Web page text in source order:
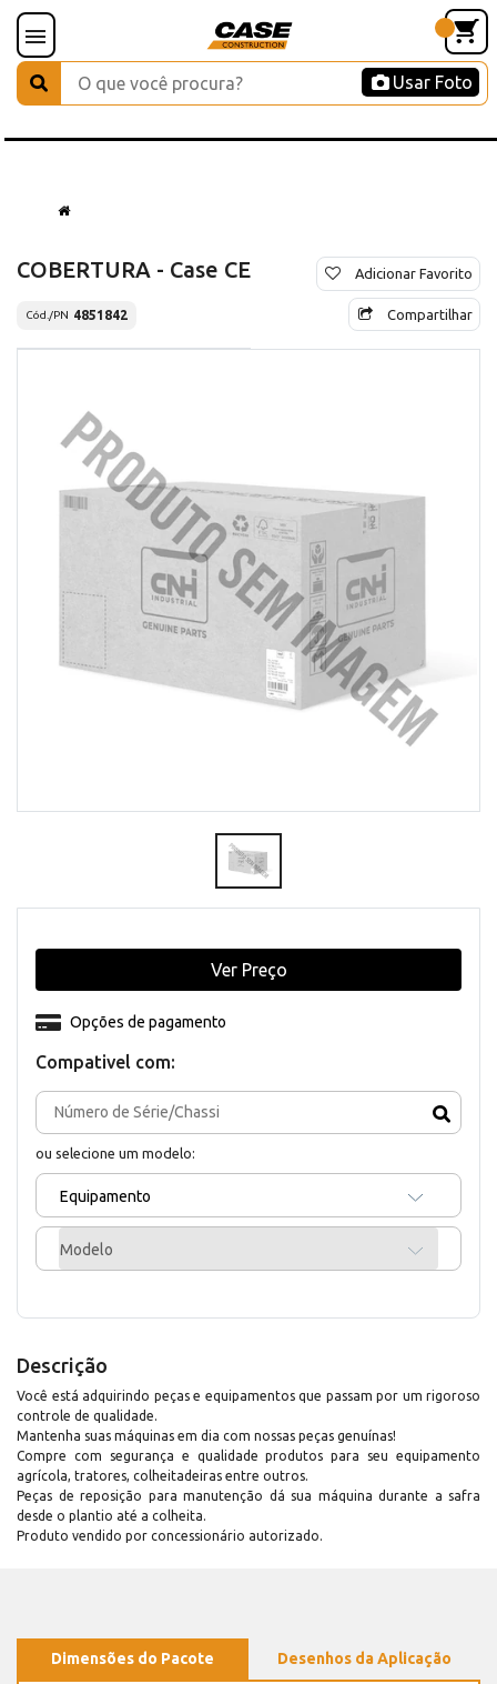
Usar Foto
COBERTURA - Case CE
Cód./PN 4851842
Adicionar Favorito
Compartilhar
Compativel com:
ou selecione um modelo:
Equipamento
Modelo
Opções de pagamento
Ver Preço
Descrição
Você está adquirindo peças e equipamentos que passam por um rigoroso
controle de qualidade.
Mantenha suas máquinas em dia com nossas peças genuínas!
Compre com segurança e qualidade produtos para seu equipamento
agrícola, tratores, colheitadeiras entre outros.
Peças de reposição para manutenção dá sua máquina durante a safra
desde o plantio até a colheita.
Produto vendido por concessionário autorizado.
Dimensões do Pacote Desenhos da Aplicação